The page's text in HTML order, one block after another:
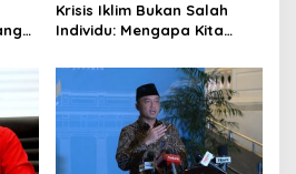
Krisis Iklim Bukan Salah
Individu: Mengapa Kita
“Tanggung Jawab
Pribadi”?